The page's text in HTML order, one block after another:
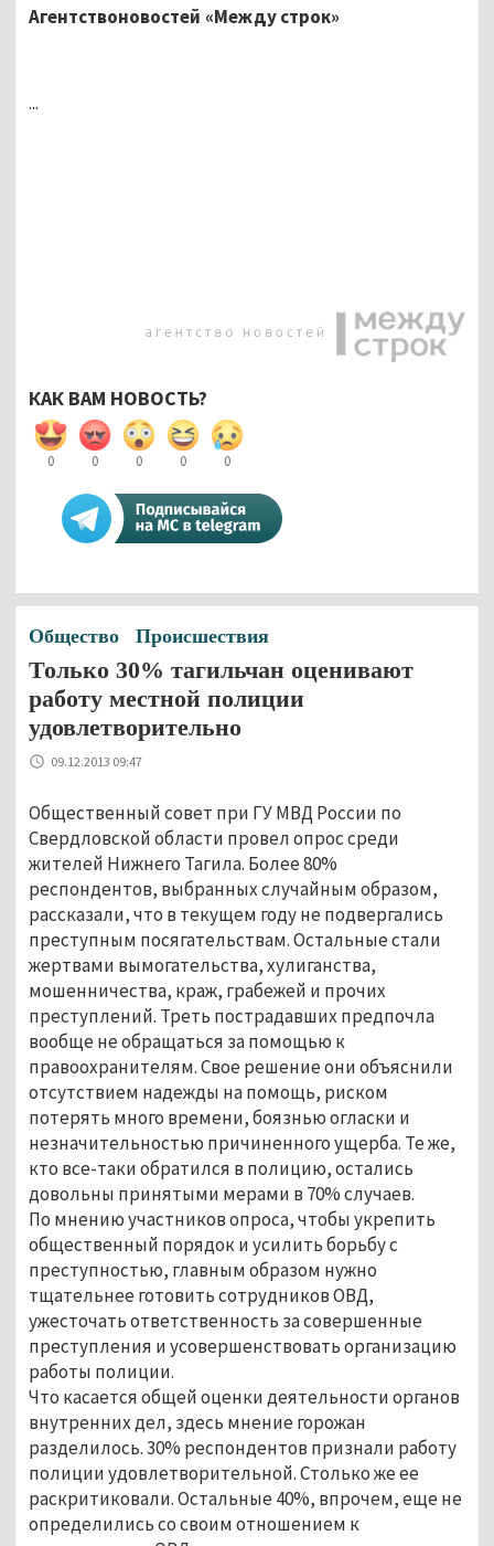
Агентствоновостей «Между строк»
...
КАК ВАМ НОВОСТЬ?
0 0 0 0 0
Общество Происшествия
Только 30% тагильчан оценивают
работу местной полиции
удовлетворительно
09.12.2013 09:47
Общественный совет при ГУ МВД России по
Свердловской области провел опрос среди
жителей Нижнего Тагила. Более 80%
респондентов, выбранных случайным образом,
рассказали, что в текущем году не подвергались
преступным посягательствам. Остальные стали
жертвами вымогательства, хулиганства,
мошенничества, краж, грабежей и прочих
преступлений. Треть пострадавших предпочла
вообще не обращаться за помощью к
правоохранителям. Свое решение они объяснили
отсутствием надежды на помощь, риском
потерять много времени, боязнью огласки и
незначительностью причиненного ущерба. Те же,
кто все-таки обратился в полицию, остались
довольны принятыми мерами в 70% случаев.
По мнению участников опроса, чтобы укрепить
общественный порядок и усилить борьбу с
преступностью, главным образом нужно
тщательнее готовить сотрудников ОВД,
ужесточать ответственность за совершенные
преступления и усовершенствовать организацию
работы полиции.
Что касается общей оценки деятельности органов
внутренних дел, здесь мнение горожан
разделилось. 30% респондентов признали работу
полиции удовлетворительной. Столько же ее
раскритиковали. Остальные 40%, впрочем, еще не
определились со своим отношением к